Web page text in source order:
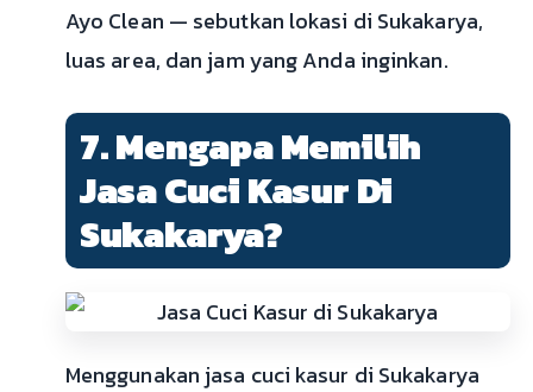
Ayo Clean — sebutkan lokasi di Sukakarya,
luas area, dan jam yang Anda inginkan.
7. Mengapa Memilih
Jasa Cuci Kasur Di
Sukakarya?
Menggunakan jasa cuci kasur di Sukakarya